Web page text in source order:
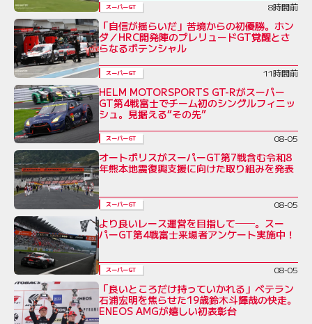
スーパーGT 8時間前
「自信が揺らいだ」苦境からの初優勝。ホン
ダ／HRC開発陣のプレリュードGT覚醒とさ
らなるポテンシャル
スーパーGT 11時間前
HELM MOTORSPORTS GT-Rがスーパー
GT第4戦富士でチーム初のシングルフィニッ
シュ。見据える“その先”
スーパーGT 08-05
オートポリスがスーパーGT第7戦含む令和8
年熊本地震復興支援に向けた取り組みを発表
スーパーGT 08-05
より良いレース運営を目指して──。スー
パーGT第4戦富士来場者アンケート実施中！
スーパーGT 08-05
「良いところだけ持っていかれる」ベテラン
石浦宏明を焦らせた19歳鈴木斗輝哉の快走。
ENEOS AMGが嬉しい初表彰台